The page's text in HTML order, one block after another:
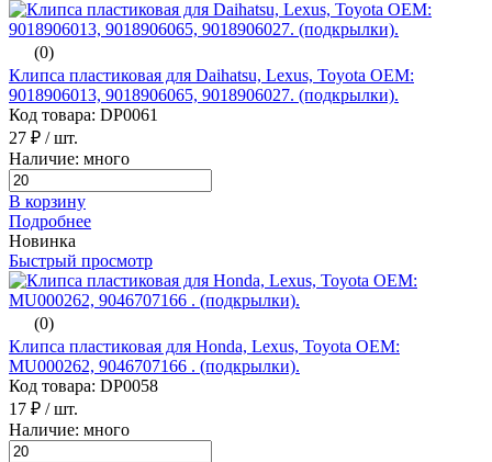
(0)
Клипса пластиковая для Daihatsu, Lexus, Toyota ОЕМ:
9018906013, 9018906065, 9018906027. (подкрылки).
Код товара: DP0061
27 ₽ / шт.
Наличие: много
В корзину
Подробнее
Новинка
Быстрый просмотр
(0)
Клипса пластиковая для Honda, Lexus, Toyota ОЕМ:
MU000262, 9046707166 . (подкрылки).
Код товара: DP0058
17 ₽ / шт.
Наличие: много